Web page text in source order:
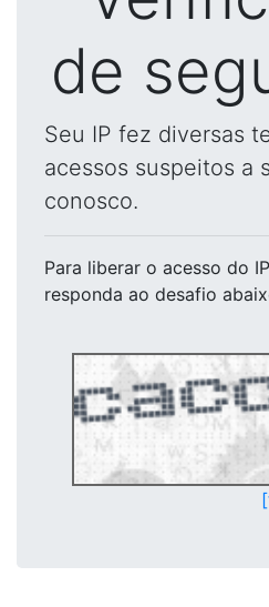
de
Seu IP fez diversas
acessos suspeitos a
conosco.
Para liberar o acesso do IP
responda ao desafio